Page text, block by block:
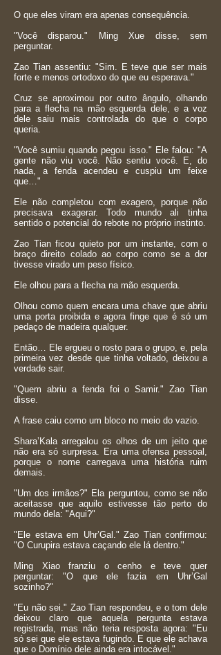
O que eles viram era apenas consequência.
"Você disparou." Ming Xue disse, sem
perguntar.
Zao Tian assentiu: "Sim. E teve que ser mais
forte e menos ortodoxo do que eu esperava."
Cruz se aproximou por outro ângulo, olhando
para a flecha na mão esquerda dele, e a voz
dele saiu mais controlada do que o corpo
queria.
"Você sumiu quando pegou isso." Ele falou: "A
gente não viu você. Não sentiu você. E, do
nada, a fenda acendeu e cuspiu um feixe
que…"
Ele não completou com exagero, porque não
precisava exagerar. Todo mundo ali tinha
sentido o potencial do rebote no próprio instinto.
Zao Tian ficou quieto por um instante, com o
braço direito colado ao corpo como se a dor
tivesse virado um peso físico.
Ele olhou para a flecha na mão esquerda.
Olhou como quem encara uma chave que abriu
uma porta proibida e agora finge que é só um
pedaço de madeira qualquer.
Então… Ele ergueu o rosto para o grupo, e, pela
primeira vez desde que tinha voltado, deixou a
verdade sair.
"Quem abriu a fenda foi o Samir." Zao Tian
disse.
A frase caiu como um bloco no meio do vazio.
Shara’Kala arregalou os olhos de um jeito que
não era só surpresa. Era uma ofensa pessoal,
porque o nome carregava uma história ruim
demais.
"Um dos irmãos?" Ela perguntou, como se não
aceitasse que aquilo estivesse tão perto do
mundo dela: "Aqui?"
"Ele estava em Uhr’Gal." Zao Tian confirmou:
"O Curupira estava caçando ele lá dentro."
Ming Xiao franziu o cenho e teve quer
perguntar: "O que ele fazia em Uhr’Gal
sozinho?"
"Eu não sei." Zao Tian respondeu, e o tom dele
deixou claro que aquela pergunta estava
registrada, mas não teria resposta agora: "Eu
só sei que ele estava fugindo. E que ele achava
que o Domínio dele ainda era intocável."